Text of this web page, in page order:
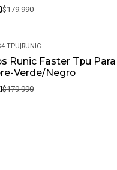
$179.990
TPU|RUNIC
Runic Faster Tpu Para
Verde/Negro
$179.990